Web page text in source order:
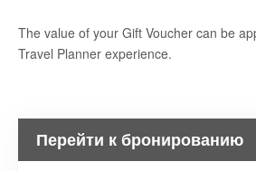
The value of your Gift Voucher can be
Travel Planner experience.
Перейти к бронированию